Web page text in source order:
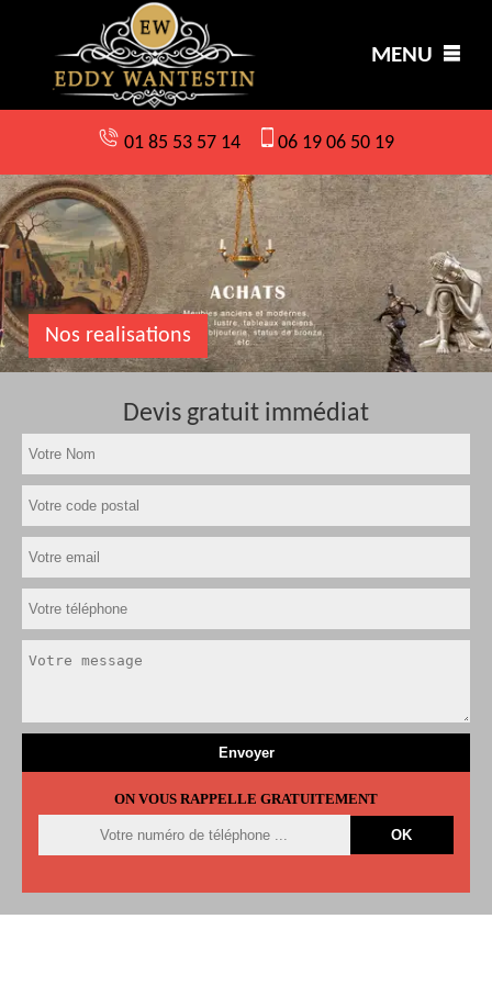
MENU
01 85 53 57 14 06 19 06 50 19
Nos realisations
Devis gratuit immédiat
ON VOUS RAPPELLE GRATUITEMENT